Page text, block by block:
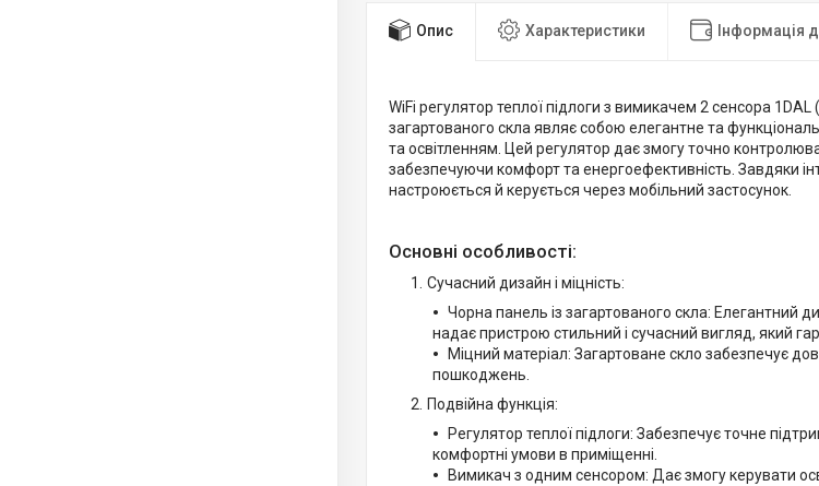
Опис Характеристики Інформація
WiFi регулятор теплої підлоги з вимикачем 2 сенсора
загартованого скла являє собою елегантне та
та освітленням. Цей регулятор дає змогу точно
забезпечуючи комфорт та енергоефективність. Завдяки
настроюється й керується через мобільний застосунок.
Основні особливості:
Сучасний дизайн і міцність:
Чорна панель із загартованого скла: Елегантний
надає пристрою стильний і сучасний вигляд, який
Міцний матеріал: Загартоване скло забезпечує
пошкоджень.
Подвійна функція:
Регулятор теплої підлоги: Забезпечує точне
комфортні умови в приміщенні.
Вимикач з одним сенсором: Дає змогу керувати